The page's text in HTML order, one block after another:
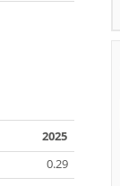
2025
0.29